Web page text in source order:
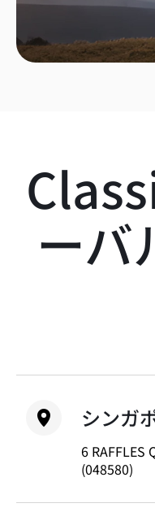
ーバ
シンガ
6 RAFFLES
(048580)